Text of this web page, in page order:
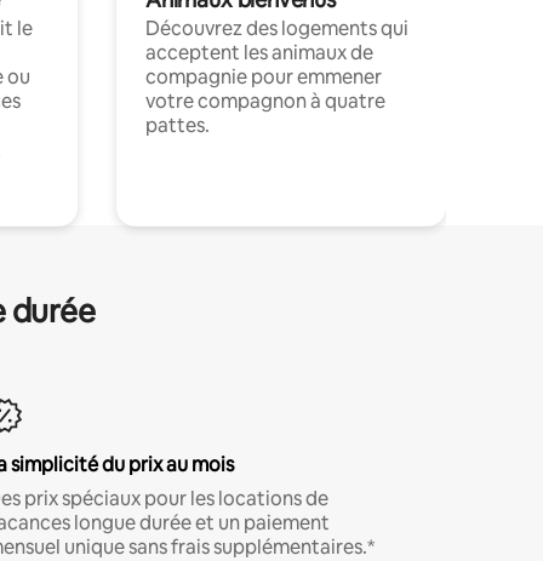
le
ou
Découvrez des logements qui
acceptent les animaux de
compagnie pour emmener
votre compagnon à quatre
pattes.
durée
simplicité du prix au mois
prix spéciaux pour les locations de
longue durée et un paiement
unique sans frais supplémentaires.*